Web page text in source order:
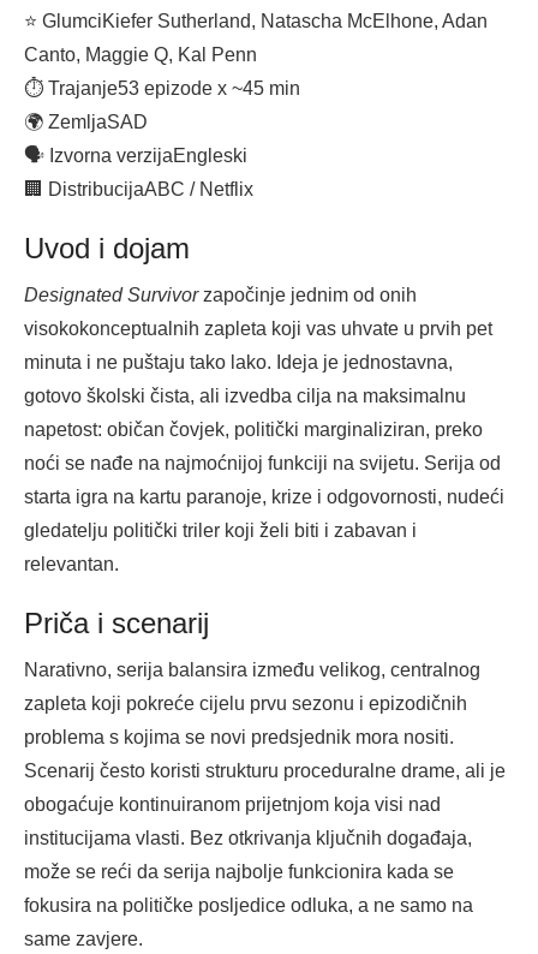
⭐ GlumciKiefer Sutherland, Natascha McElhone, Adan
Canto, Maggie Q, Kal Penn
⏱ Trajanje53 epizode x ~45 min
🌍 ZemljaSAD
🗣 Izvorna verzijaEngleski
🏢 DistribucijaABC / Netflix
Uvod i dojam
Designated Survivorzapočinje jednim od onih
visokokonceptualnih zapleta koji vas uhvate u prvih pet
minuta i ne puštaju tako lako. Ideja je jednostavna,
gotovo školski čista, ali izvedba cilja na maksimalnu
napetost: običan čovjek, politički marginaliziran, preko
noći se nađe na najmoćnijoj funkciji na svijetu. Serija od
starta igra na kartu paranoje, krize i odgovornosti, nudeći
gledatelju politički triler koji želi biti i zabavan i
relevantan.
Priča i scenarij
Narativno, serija balansira između velikog, centralnog
zapleta koji pokreće cijelu prvu sezonu i epizodičnih
problema s kojima se novi predsjednik mora nositi.
Scenarij često koristi strukturu proceduralne drame, ali je
obogaćuje kontinuiranom prijetnjom koja visi nad
institucijama vlasti. Bez otkrivanja ključnih događaja,
može se reći da serija najbolje funkcionira kada se
fokusira na političke posljedice odluka, a ne samo na
same zavjere.